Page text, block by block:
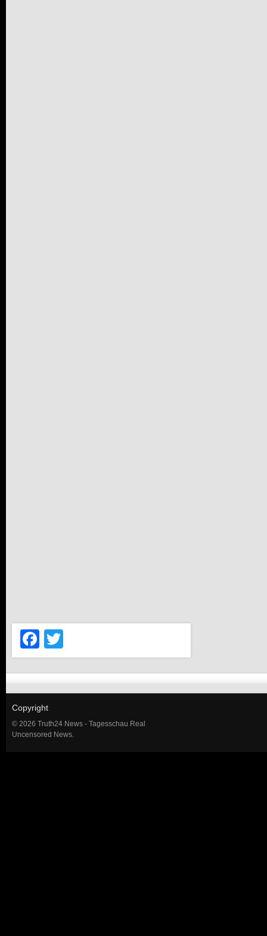
Facebook
Copyright
© 2026 Truth24 News - Tagesschau Real
Uncensored News.